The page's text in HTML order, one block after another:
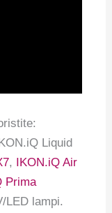
Liquid
, IKON.iQ Air
Prima
LED lampi.